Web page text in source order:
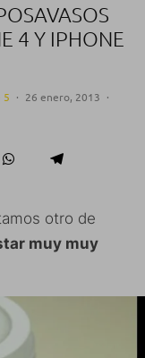
4 Y IPHONE
5 · 26 enero, 2013 ·
otro de
muy muy